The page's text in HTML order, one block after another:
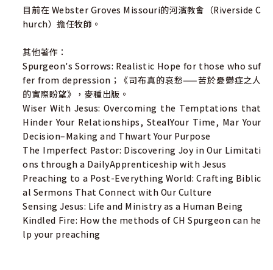
目前在 Webster Groves Missouri的河濱教會（Riverside C
hurch）擔任牧師。
其他著作：
Spurgeon's Sorrows: Realistic Hope for those who suf
fer from depression；《司布真的哀愁——苦於憂鬱症之人
的實際盼望》，麥種出版。
Wiser With Jesus: Overcoming the Temptations that
Hinder Your Relationships, StealYour Time, Mar Your
Decision–Making and Thwart Your Purpose
The Imperfect Pastor: Discovering Joy in Our Limitati
ons through a DailyApprenticeship with Jesus
Preaching to a Post-Everything World: Crafting Biblic
al Sermons That Connect with Our Culture
Sensing Jesus: Life and Ministry as a Human Being
Kindled Fire: How the methods of CH Spurgeon can he
lp your preaching